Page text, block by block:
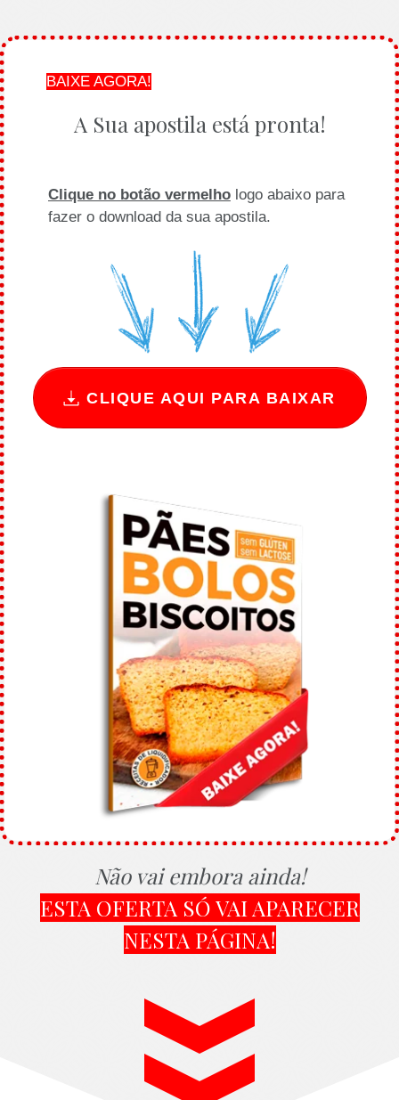
BAIXE AGORA!
A Sua apostila está pronta!
Clique no botão vermelhologo abaixo para
fazer o download da sua apostila.
CLIQUE AQUI PARA BAIXAR
Não vai embora ainda!
ESTA OFERTA SÓ VAI APARECER
NESTA PÁGINA!